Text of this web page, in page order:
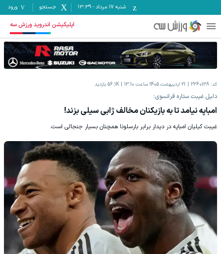
شنبه ۱۷ مرداد -
13:39 جستجو ورود
اپلیکیشن اندروید ورزش سه
کد: 2360138 21 اردیبهشت 1405 ساعت 13:10 56.1K بازدید
دلیل غیبت ستاره فرانسوی:
امباپه نیامد تا به بازیکنان مخالف ژابی سیلی بزند!
غیبت کیلیان امباپه در دیدار برابر بارسلونا همچنان بسیار جنجالی است.